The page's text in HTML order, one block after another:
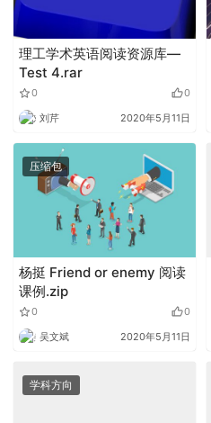
理工学术英语阅读资源库—
Test 4.rar
0 0
刘芹 2020年5月11日
压缩包
杨挺 Friend or enemy 阅读
课例.zip
0 0
吴文斌 2020年5月11日
学科方向